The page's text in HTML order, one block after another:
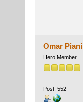
Omar Piani
Hero Member
Post: 552